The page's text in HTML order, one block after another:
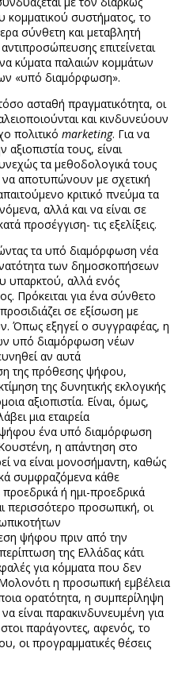
κομματικού συστήματος, το
σύνθετη και μεταβλητή
επιτείνεται
κύματα παλαιών κομμάτων
«υπό διαμόρφωση».
ασταθή πραγματικότητα, οι
και κινδυνεύουν
πολιτικό marketing. Για να
τους, είναι
τα μεθοδολογικά τους
αποτυπώνουν με σχετική
κριτικό πνεύμα τα
αλλά και να είναι σε
προσέγγιση- τις εξελίξεις.
τα υπό διαμόρφωση νέα
των δημοσκοπήσεων
υπαρκτού, αλλά ενός
Πρόκειται για ένα σύνθετο
σε εξίσωση με
Όπως εξηγεί ο συγγραφέας, η
υπό διαμόρφωση νέων
αν αυτά
της πρόθεσης ψήφου,
της δυνητικής εκλογικής
αξιοπιστία. Είναι, όμως,
μια εταιρεία
ένα υπό διαμόρφωση
η απάντηση στο
να είναι μονοσήμαντη, καθώς
συμφραζόμενα κάθε
ή ημι-προεδρικά
περισσότερο προσωπική, οι
ψήφου πριν από την
της Ελλάδας κάτι
για κόμματα που δεν
η προσωπική εμβέλεια
ορατότητα, η συμπερίληψη
είναι παρακινδυνευμένη για
παράγοντες, αφενός, το
οι προγραμματικές θέσεις